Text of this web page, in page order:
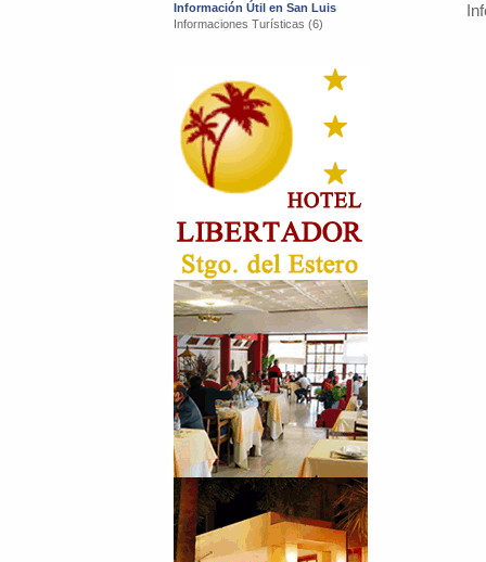
Información Útil en San Luis
Informaciones Turísticas (6)